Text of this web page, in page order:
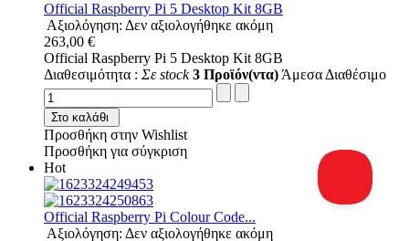
Official Raspberry Pi 5 Desktop Kit 8GB
Αξιολόγηση: Δεν αξιολογήθηκε ακόμη
263,00 €
Official Raspberry Pi 5 Desktop Kit 8GB
Διαθεσιμότητα : Σε stock 3 Προϊόν(ντα) Άμεσα Διαθέσιμο
Στο καλάθι
Προσθήκη στην Wishlist
Προσθήκη για σύγκριση
Hot
Official Raspberry Pi Colour Code...
Αξιολόγηση: Δεν αξιολογήθηκε ακόμη